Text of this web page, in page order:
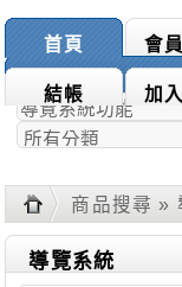
首頁 會
結帳 加
商品搜尋：
商品搜尋 »
導覽系統